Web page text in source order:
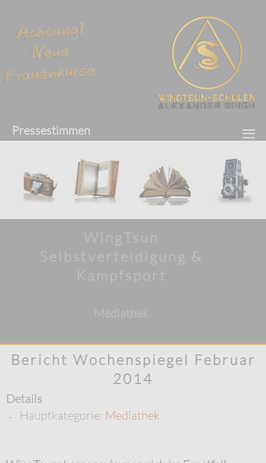
Pressestimmen ≡
Bericht Wochenspiegel Februar
2014
Details
Hauptkategorie: Mediathek